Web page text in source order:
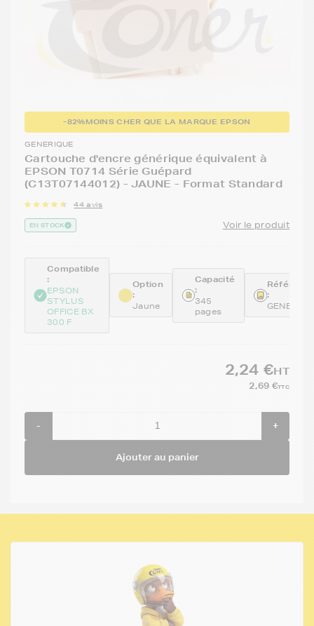
-82%MOINS CHER QUE LA MARQUE EPSON
GENERIQUE
Cartouche d'encre générique équivalent à
EPSON T0714 Série Guépard
(C13T07144012) - JAUNE - Format Standard
44 avis
EN STOCK Voir le produit
Compatible
:
EPSON
STYLUS
OFFICE BX
300 F
Option
:
Jaune
Capacité
:
345
pages
:
GENE714
2,24 €HT
2,69 €TTC
- +
Ajouter au panier